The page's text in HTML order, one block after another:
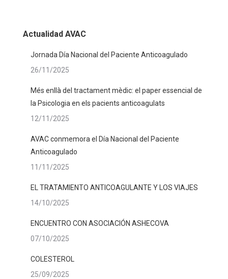
Actualidad AVAC
Jornada Día Nacional del Paciente Anticoagulado
26/11/2025
Més enllà del tractament mèdic: el paper essencial de
la Psicologia en els pacients anticoagulats
12/11/2025
AVAC conmemora el Día Nacional del Paciente
Anticoagulado
11/11/2025
EL TRATAMIENTO ANTICOAGULANTE Y LOS VIAJES
14/10/2025
ENCUENTRO CON ASOCIACIÓN ASHECOVA
07/10/2025
COLESTEROL
25/09/2025